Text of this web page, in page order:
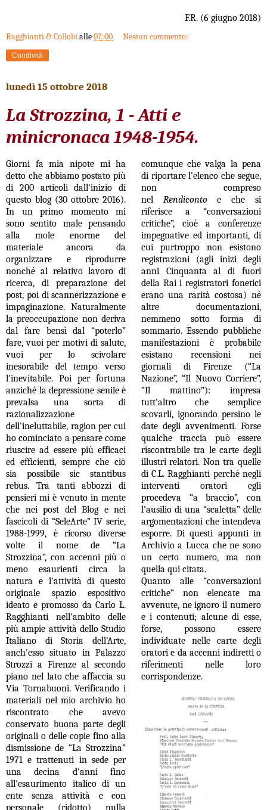
F.R. (6 giugno 2018)
Ragghianti & Collobialle07:00 Nessun commento:
Condividi
lunedì 15 ottobre 2018
La Strozzina, 1 - Atti e
minicronaca 1948-1954.
Giorni fa mia nipote mi ha
detto che abbiamo postato più
di 200 articoli dall'inizio di
questo blog (30 ottobre 2016).
In un primo momento mi
sono sentito male pensando
alla mole enorme del
materiale ancora da
organizzare e riprodurre
nonché al relativo lavoro di
ricerca, di preparazione dei
post, poi di scannerizzazione e
impaginazione. Naturalmente
la preoccupazione non deriva
dal fare bensì dal “poterlo”
fare, vuoi per motivi di salute,
vuoi per lo scivolare
inesorabile del tempo verso
l'inevitabile. Poi per fortuna
anziché la depressione senile è
prevalsa una sorta di
razionalizzazione
dell'ineluttabile, ragion per cui
ho cominciato a pensare come
riuscire ad essere più efficaci
ed efficienti, sempre che ciò
sia possibile sic stantibus
rebus. Tra tanti abbozzi di
pensieri mi è venuto in mente
che nei post del Blog e nei
fascicoli di “SeleArte” IV serie,
1988-1999, è ricorso diverse
volte il nome de “La
Strozzina”, con accenni più o
meno esaurienti circa la
natura e l'attività di questo
originale spazio espositivo
ideato e promosso da Carlo L.
Ragghianti nell'ambito delle
più ampie attività dello Studio
Italiano di Storia dell'Arte,
anch'esso situato in Palazzo
Strozzi a Firenze al secondo
piano nel lato che affaccia su
Via Tornabuoni. Verificando i
materiali nel mio archivio ho
riscontrato che avevo
conservato buona parte degli
originali o delle copie fino alla
dismissione de “La Strozzina”
1971 e trattenuti in sede per
una decina d'anni fino
all'esaurimento italico di un
ente senza attività e con
personale (ridotto) nulla
comunque che valga la pena
di riportare l'elenco che segue,
non compreso
nel Rendiconto e che si
riferisce a “conversazioni
critiche”, cioè a conferenze
impegnative ed importanti, di
cui purtroppo non esistono
registrazioni (agli inizi degli
anni Cinquanta al di fuori
della Rai i registratori fonetici
erano una rarità costosa) né
altre documentazioni,
nemmeno sotto forma di
sommario. Essendo pubbliche
manifestazioni è probabile
esistano recensioni nei
giornali di Firenze (“La
Nazione”, “Il Nuovo Corriere”,
“Il mattino”): impresa
tutt'altro che semplice
scovarli, ignorando persino le
date degli avvenimenti. Forse
qualche traccia può essere
riscontrabile tra le carte degli
illustri relatori. Non tra quelle
di C.L. Ragghianti perché negli
interventi oratori egli
procedeva “a braccio”, con
l'ausilio di una “scaletta” delle
argomentazioni che intendeva
esporre. Di questi appunti in
Archivio a Lucca che ne sono
un certo numero, ma non
quella qui citata.
Quanto alle “conversazioni
critiche” non elencate ma
avvenute, ne ignoro il numero
e i contenuti; alcune di esse,
forse, possono essere
individuate nelle carte degli
oratori e da accenni indiretti o
riferimenti nelle loro
corrispondenze.